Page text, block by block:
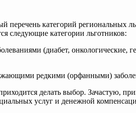
перечень категорий региональных
следующие категории льготников:
(диабет, онкологические,
редкими (орфанными)
делать выбор. Зачастую,
услуг и денежной